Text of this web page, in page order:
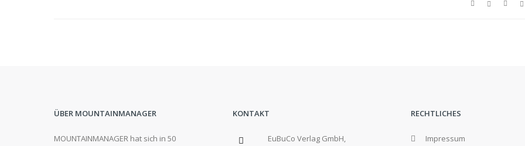
ÜBER MOUNTAINMANAGER
MOUNTAINMANAGER hat sich in 50
KONTAKT
EuBuCo Verlag GmbH,
RECHTLICHES
Impressum